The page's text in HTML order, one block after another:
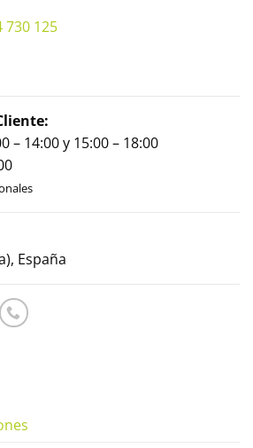
730 125
– 14:00 y 15:00 – 18:00
España